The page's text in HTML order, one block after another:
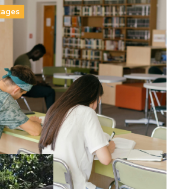
dérive qui met à mal la
régulation de l’enseignement
lumière l’amplification d’un système
au superfétatoire, voire à…